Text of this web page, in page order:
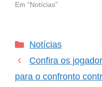
futebol é cheio de
promete não ser
dia 30 de maio, às 17h30
(horário de Brasília),…
Em "Notícias"
Categorias
Notícias
Confira os
para o confronto